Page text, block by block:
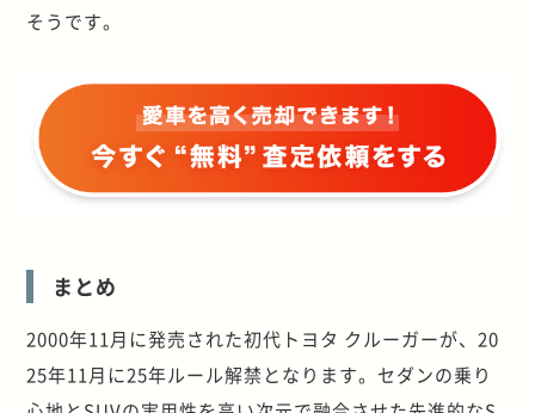
そうです。
まとめ
2000年11月に発売された初代トヨタ クルーガーが、20
25年11月に25年ルール解禁となります。セダンの乗り